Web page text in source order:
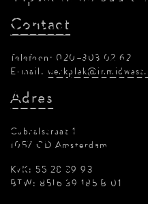
Contact
Telefoon: 020–303 02 62
E-mail:
Adres
Cabralstraat 1
1057 CD Amsterdam
KvK: 55 28 39 93
BTW: 8516 39 185 B 01